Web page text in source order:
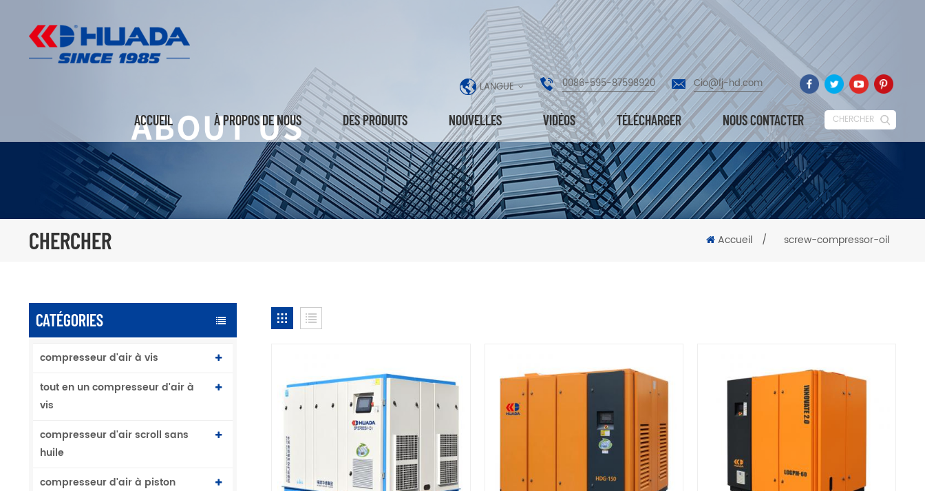
LANGUE 0086-595-87598920 Cio@fj-hd.com
ACCUEIL À PROPOS DE NOUS DES PRODUITS NOUVELLES VIDÉOS TÉLÉCHARGER NOUS CONTACTER CHERCHER
CHERCHER Accueil / screw-compressor-oil
CATÉGORIES
compresseur d'air à vis
tout en un compresseur d'air à
vis
compresseur d'air scroll sans
huile
compresseur d'air à piston